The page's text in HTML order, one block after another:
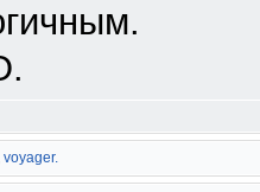
voyager.